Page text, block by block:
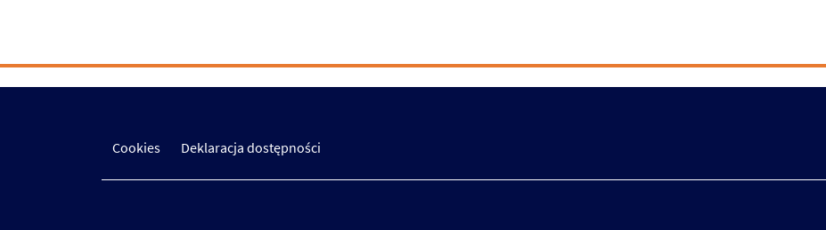
Cookies Deklaracja dostępności